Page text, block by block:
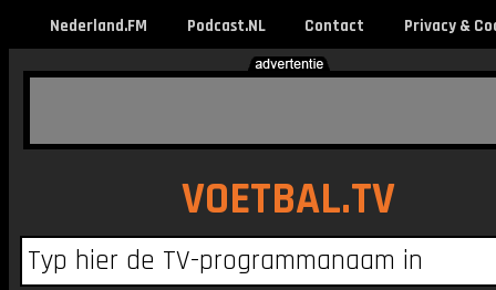
Nederland.FM Podcast.NL Contact Privacy &
VOETBAL.TV